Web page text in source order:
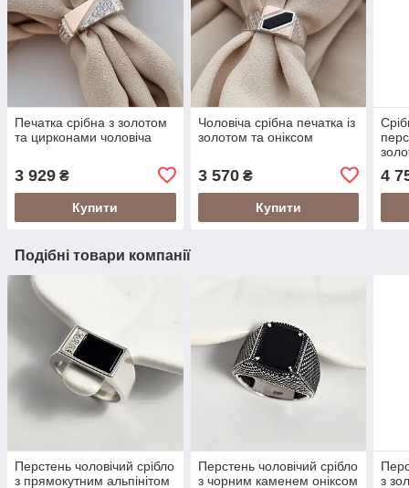
Печатка срібна з золотом
та цирконами чоловіча
3 929 ₴
Купити
Чоловіча срібна печатка із
золотом та оніксом
3 570₴
Купити
4
Подібні товари компанії
Перстень чоловічий срібло
з прямокутним альпінітом
Перстень чоловічий срібло
з чорним каменем оніксом
з